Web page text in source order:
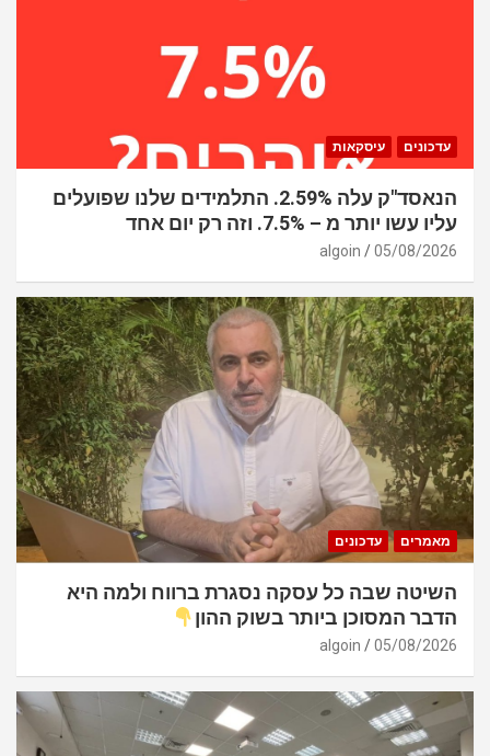
עדכונים עיסקאות
הנאסד"ק עלה 2.59%. התלמידים שלנו שפועלים
עליו עשו יותר מ – 7.5%. וזה רק יום אחד
05/08/2026
algoin
מאמרים עדכונים
השיטה שבה כל עסקה נסגרת ברווח ולמה היא
הדבר המסוכן ביותר בשוק ההון
05/08/2026
algoin